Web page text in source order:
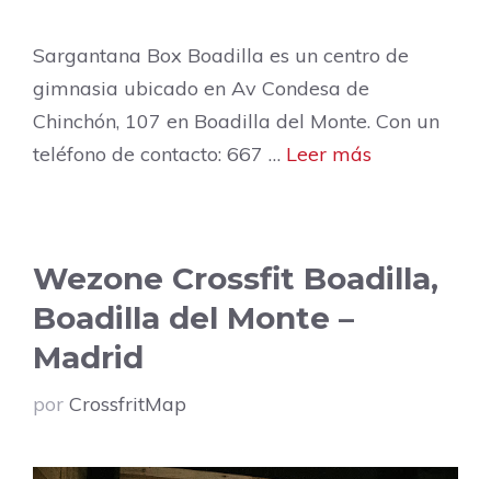
Sargantana Box Boadilla es un centro de
gimnasia ubicado en Av Condesa de
Chinchón, 107 en Boadilla del Monte. Con un
teléfono de contacto: 667 … Leer más
Wezone Crossfit Boadilla,
Boadilla del Monte –
Madrid
por CrossfritMap